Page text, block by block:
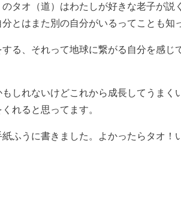
タオ（道）はわたしが好きな老子が説
とはまた別の自分がいるってことも知
る、それって地球に繋がる自分を感じ
しれないけどこれから成長してうまく
れると思ってます。
ふうに書きました。よかったらタオ！